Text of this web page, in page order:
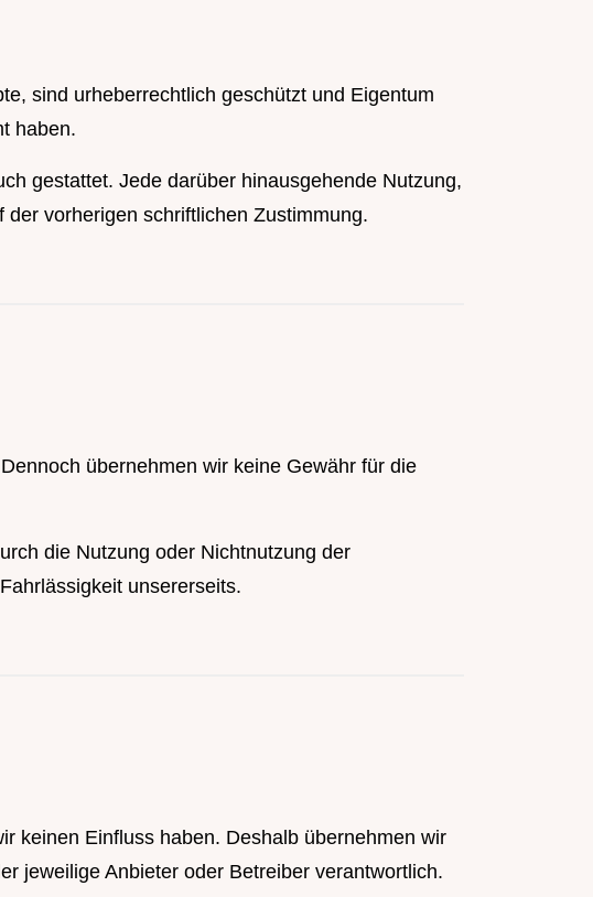
sind urheberrechtlich geschützt und Eigentum
haben.
gestattet. Jede darüber hinausgehende Nutzung,
vorherigen schriftlichen Zustimmung.
übernehmen wir keine Gewähr für die
die Nutzung oder Nichtnutzung der
unsererseits.
keinen Einfluss haben. Deshalb übernehmen wir
jeweilige Anbieter oder Betreiber verantwortlich.